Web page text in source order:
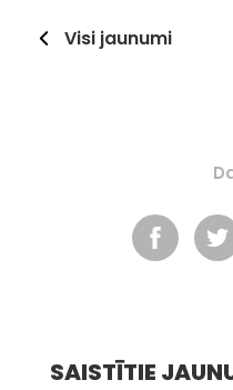
Visi jaunumi
SAISTĪTIE